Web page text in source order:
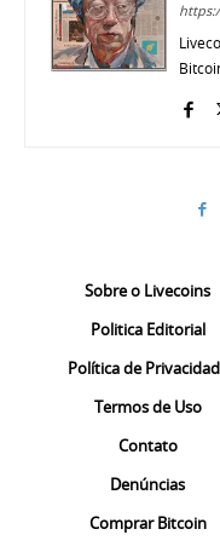
Sobre o Livecoins
Politica Editorial
Política de
Termos de Uso
Contato
Denúncias
Comprar Bitcoin